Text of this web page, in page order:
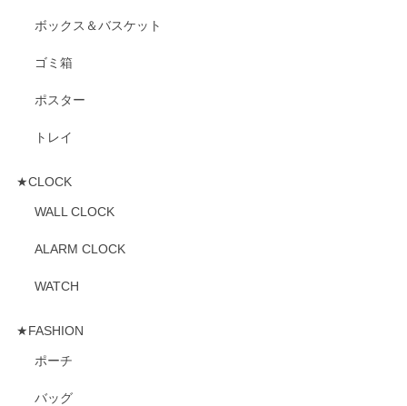
ボックス＆バスケット
ゴミ箱
ポスター
トレイ
★CLOCK
WALL CLOCK
ALARM CLOCK
WATCH
★FASHION
ポーチ
バッグ